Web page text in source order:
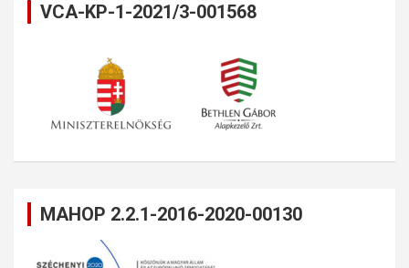
VCA-KP-1-2021/3-001568
MAHOP 2.2.1-2016-2020-00130